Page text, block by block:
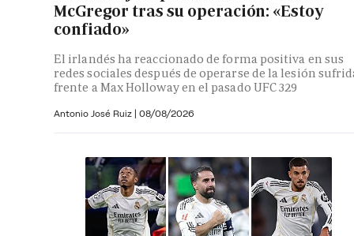
McGregor tras su operación: «Estoy
confiado»
El irlandés ha reaccionado de forma positiva en sus
redes sociales después de operarse de la lesión
frente a Max Holloway en el pasado UFC 329
Antonio José Ruiz | 08/08/2026